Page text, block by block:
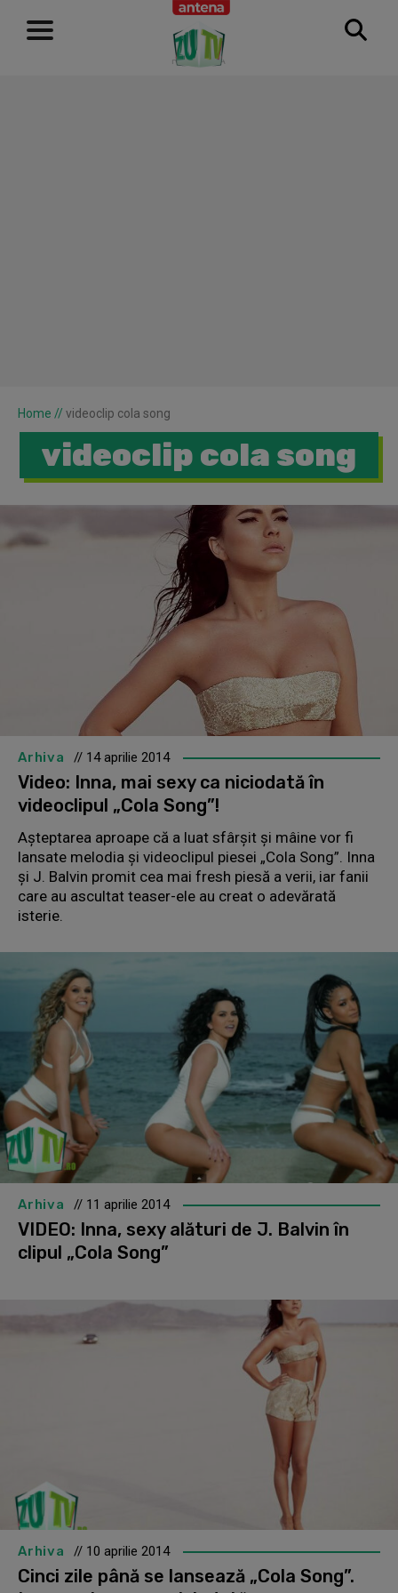
RECLAMĂ
Home // videoclip cola song
videoclip cola song
Arhiva // 14 aprilie 2014
Video: Inna, mai sexy ca niciodată în
videoclipul „Cola Song”!
Aşteptarea aproape că a luat sfârşit şi mâine vor fi
lansate melodia şi videoclipul piesei „Cola Song”. Inna
şi J. Balvin promit cea mai fresh piesă a verii, iar fanii
care au ascultat teaser-ele au creat o adevărată
isterie.
Arhiva // 11 aprilie 2014
VIDEO: Inna, sexy alături de J. Balvin în
clipul „Cola Song”
Arhiva // 10 aprilie 2014
Cinci zile până se lansează „Cola Song”.